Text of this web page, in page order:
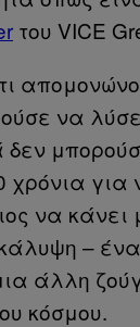
του VICE
να
δεν
χρόνια για
να κάνει
–
άλλη
κόσμου.